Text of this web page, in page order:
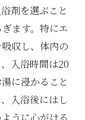
剤を選ぶこと
ます。特にエ
収し、体内の
入浴時間は20
に浸かること
入浴後にはし